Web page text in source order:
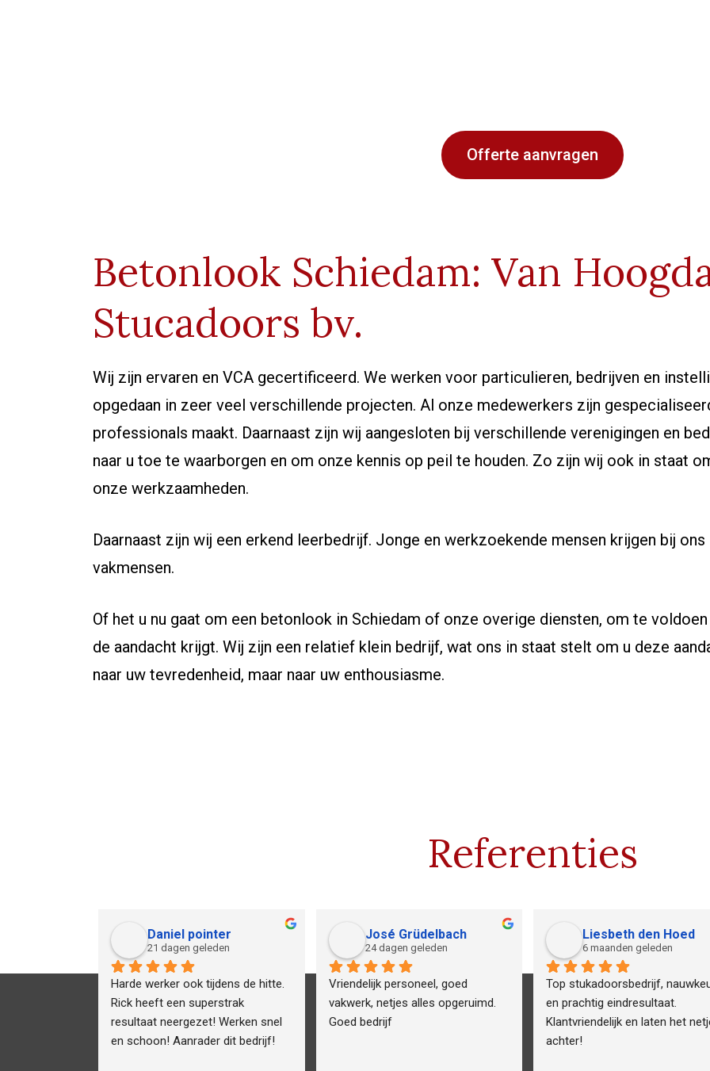
Offerte aanvragen
Betonlook Schiedam: Van
Stucadoors bv.
Wij zijn ervaren en VCA gecertificeerd. We werken voor particulieren, bedrijven en
opgedaan in zeer veel verschillende projecten. Al onze medewerkers zijn
professionals maakt. Daarnaast zijn wij aangesloten bij verschillende verenigingen en
naar u toe te waarborgen en om onze kennis op peil te houden. Zo zijn wij ook in staat
onze werkzaamheden.
Daarnaast zijn wij een erkend leerbedrijf. Jonge en werkzoekende mensen krijgen bij
vakmensen.
Of het u nu gaat om een betonlook in Schiedam of onze overige diensten, om te
de aandacht krijgt. Wij zijn een relatief klein bedrijf, wat ons in staat stelt om u deze
naar uw tevredenheid, maar naar uw enthousiasme.
Referenties
6 maanden geleden
We zijn ontzettend blij met het
vakwerk dat bij ons gedaan is!
Onze keuken en de muren zijn
super stark, er is netjes gewerkt
Linda Munnikes
8 maanden geleden
Vincent en zijn team hebben echt
prachtwerk geleverd! En daarnaast
ook nog eens extra geholpen met
klusjes die gedaan moesten
Erica van Buchem
11 maanden geleden
Goed afgewerkt en professioneel.
Betrouwbaar, de offerte was
bijgesteld naar beneden toen het
werk vlotter ging dan verwacht.
Heel erg
van dit
het